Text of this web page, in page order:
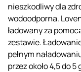
nieszkodliwy dla
wodoodporna.
ładowany za
zestawie.
pełnym
przez około 4,5 do 5